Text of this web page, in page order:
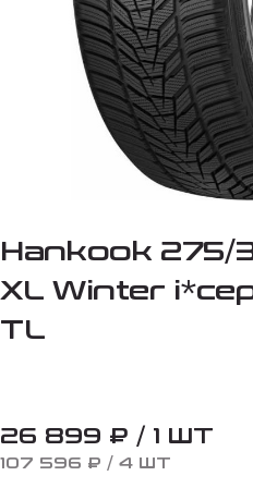
Hankook 275/
XL Winter
TL
26 899 ₽ / 1 ШТ
107 596 ₽ / 4 ШТ